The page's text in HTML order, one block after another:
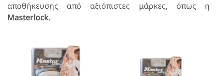
αποθήκευσης από αξιόπιστες μάρκες, όπως η
Masterlock.